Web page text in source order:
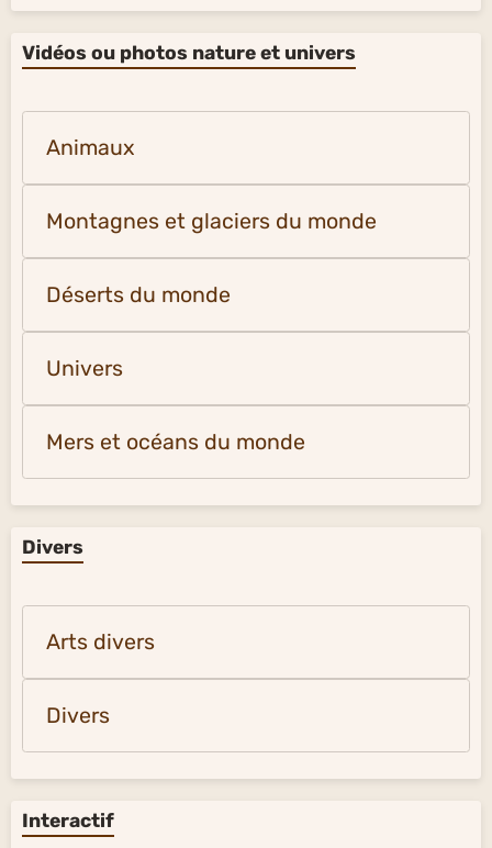
Vidéos ou photos nature et univers
Animaux
Montagnes et glaciers du monde
Déserts du monde
Univers
Mers et océans du monde
Divers
Arts divers
Divers
Interactif